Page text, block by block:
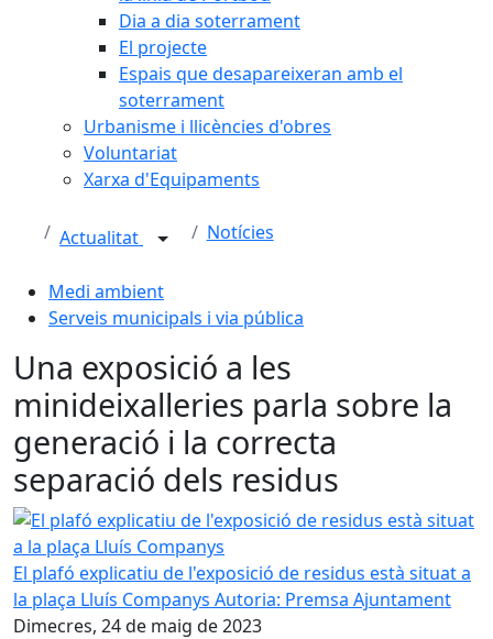
Dia a dia soterrament
El projecte
Espais que desapareixeran amb el
soterrament
Urbanisme i llicències d'obres
Voluntariat
Xarxa d'Equipaments
Actualitat Notícies
Medi ambient
Serveis municipals i via pública
Una exposició a les
minideixalleries parla sobre la
generació i la correcta
separació dels residus
El plafó explicatiu de l'exposició de residus està situat a
El plafó explicatiu de l'exposició de residus està situat a
la plaça Lluís Companys Autoria: Premsa Ajuntament
Dimecres, 24 de maig de 2023